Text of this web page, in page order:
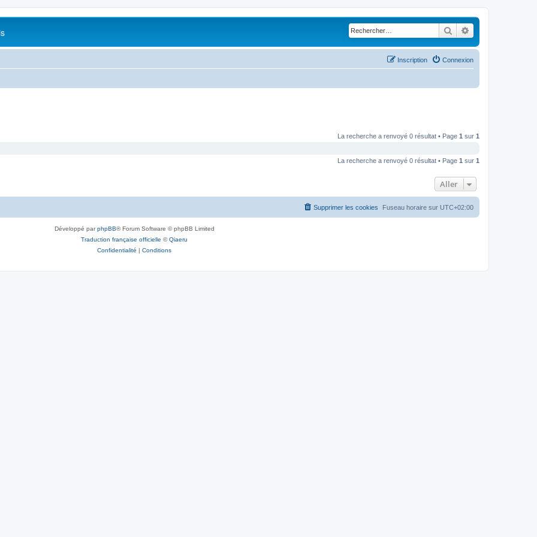
Rechercher
Connexion
Inscription
La recherche a renvoyé 0 résultat • Page 1 sur 1
La recherche a renvoyé 0 résultat • Page 1 sur 1
Aller
Fuseau horaire sur UTC+02:00
Supprimer les cookies
Développé parphpBB® Forum Software © phpBB Limited
Traduction française officielle ©Qiaeru
Confidentialité | Conditions